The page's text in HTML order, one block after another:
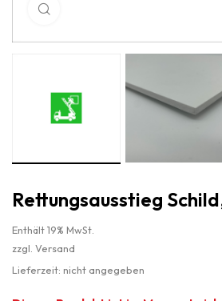
Rettungsausstieg
Enthält 19% MwSt.
zzgl. Versand
Lieferzeit: nicht angegeben